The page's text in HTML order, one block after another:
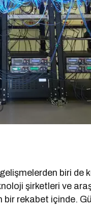
biri de
şirketleri ve
bir rekabet içinde.